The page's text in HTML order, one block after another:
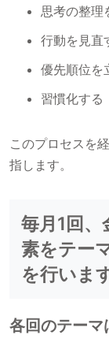
思考の整理
行動を見直
優先順位を
習慣化する
このプロセスを
指します。
毎月1回
素をテー
を行いま
各回のテーマ